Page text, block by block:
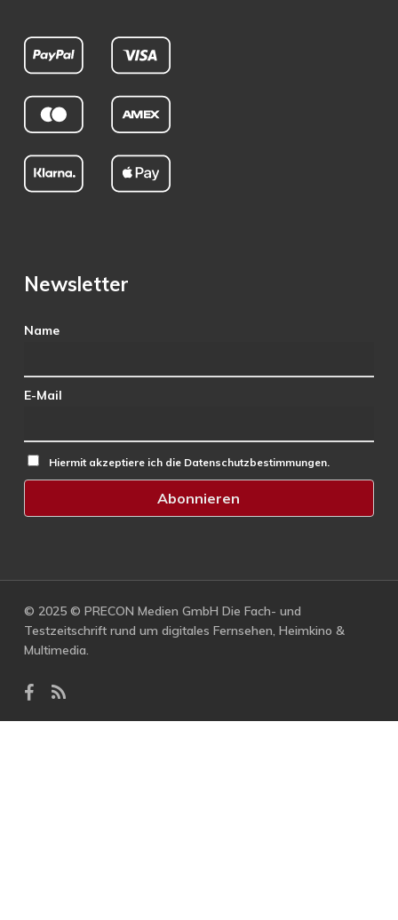
Newsletter
Name
E-Mail
Hiermit akzeptiere ich die Datenschutzbestimmungen.
© 2025 © PRECON Medien GmbH Die Fach- und
Testzeitschrift rund um digitales Fernsehen, Heimkino &
Multimedia.
facebook
RSS